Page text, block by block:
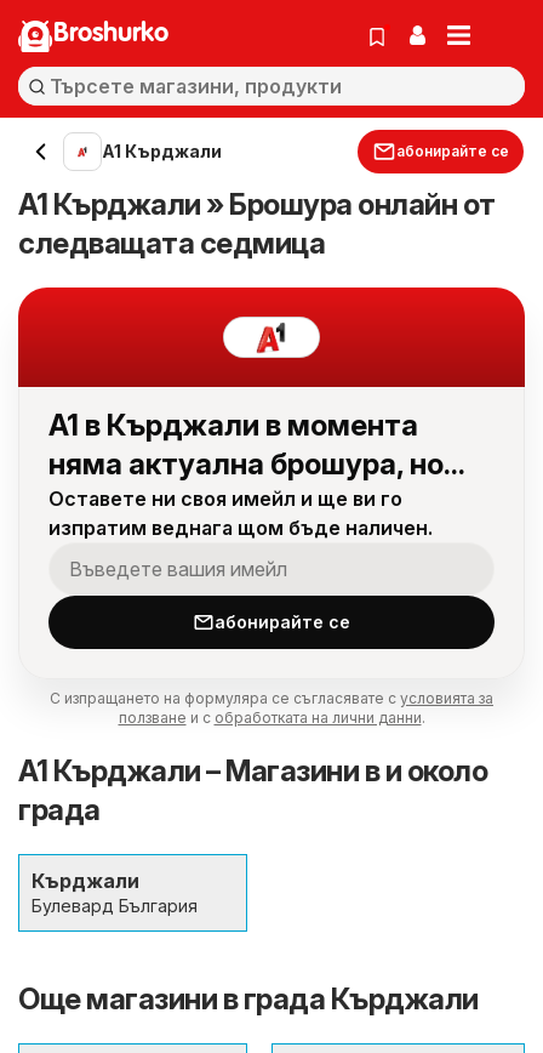
Broshurko
A1 Кърджали абонирайте се
A1 Кърджали » Брошура онлайн от
следващата седмица
A1 в Кърджали в момента
няма актуална брошура, но...
Оставете ни своя имейл и ще ви го
изпратим веднага щом бъде наличен.
абонирайте се
С изпращането на формуляра се съгласявате с условията за
ползване и с обработката на лични данни.
A1 Кърджали – Магазини в и около
града
Кърджали
Булевард България
Още магазини в града Кърджали